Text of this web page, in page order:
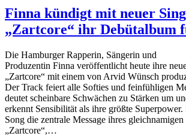
Finna kündigt mit neuer
„Zartcore“ ihr Debütalbum
Die Hamburger Rapperin, Sängerin und
Produzentin Finna veröffentlicht heute ihre
„Zartcore“ mit einem von Arvid Wünsch
Der Track feiert alle Softies und feinfühligen
deutet scheinbare Schwächen zu Stärken um
erkennt Sensibilität als ihre größte Superpower.
Song die zentrale Message ihres
„Zartcore“,…